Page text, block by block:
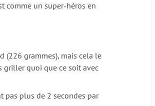
comme un super-héros en
(226 grammes), mais cela le
griller quoi que ce soit avec
pas plus de 2 secondes par